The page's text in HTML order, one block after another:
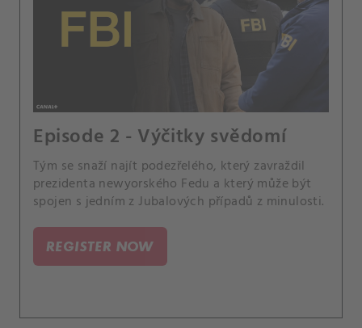
Episode 2 - Výčitky svědomí
Tým se snaží najít podezřelého, který zavraždil
prezidenta newyorského Fedu a který může být
spojen s jedním z Jubalových případů z minulosti.
REGISTER NOW